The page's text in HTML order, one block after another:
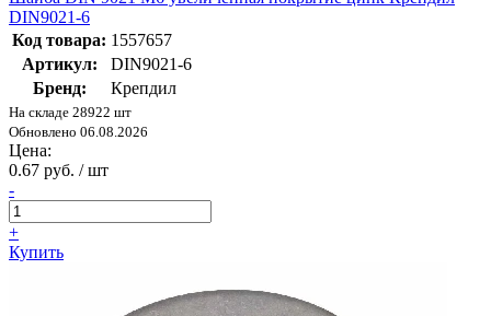
DIN9021-6
Код товара: 1557657
Артикул:
DIN9021-6
Бренд:
Крепдил
На складе 28922 шт
Обновлено 06.08.2026
Цена:
0.67 руб. / шт
-
+
Купить